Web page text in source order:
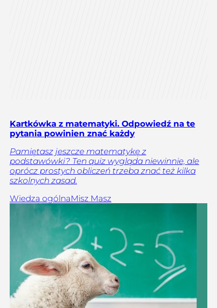
Kartkówka z matematyki. Odpowiedź na te
pytania powinien znać każdy
Pamiętasz jeszcze matematykę z
podstawówki? Ten quiz wygląda niewinnie, ale
oprócz prostych obliczeń trzeba znać też kilka
szkolnych zasad.
Wiedza ogólnaMisz Masz